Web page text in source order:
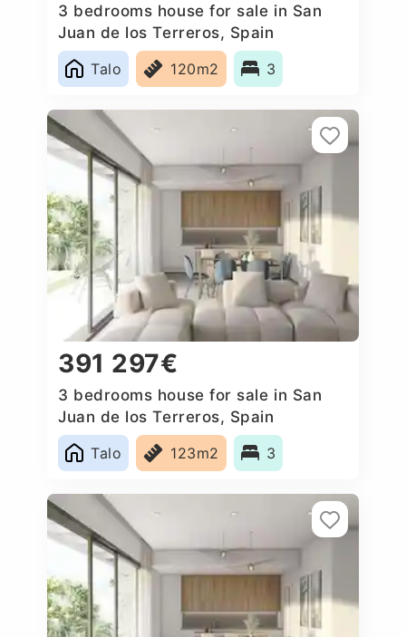
3 bedrooms house for sale in San
Juan de los Terreros, Spain
Talo
120m2 3
391 297€
3 bedrooms house for sale in San
Juan de los Terreros, Spain
Talo
123m2 3